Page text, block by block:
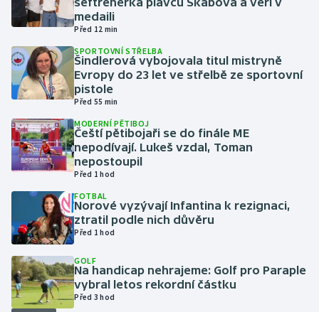
Házená
Jezdectví
Judo
Krasobruslení
Lezení
Lyže a snowboard
Moderní pětiboj
Motorsport
Olympijské hry
medaili
Před 12 min
SPORTOVNÍ STŘELBA
Šindlerová vybojovala titul mistryně
Evropy do 23 let ve střelbě ze sportovní
pistole
Před 55 min
MODERNÍ PĚTIBOJ
Čeští pětibojaři se do finále ME
nepodívají. Lukeš vzdal, Toman
nepostoupil
Před 1 hod
FOTBAL
Norové vyzývají Infantina k rezignaci,
ztratil podle nich důvěru
Před 1 hod
GOLF
Na handicap nehrajeme: Golf pro Paraple
vybral letos rekordní částku
Před 3 hod